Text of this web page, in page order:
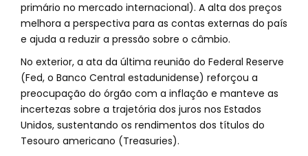
primário no mercado internacional). A alta dos preços
melhora a perspectiva para as contas externas do país
e ajuda a reduzir a pressão sobre o câmbio.
No exterior, a ata da última reunião do Federal Reserve
(Fed, o Banco Central estadunidense) reforçou a
preocupação do órgão com a inflação e manteve as
incertezas sobre a trajetória dos juros nos Estados
Unidos, sustentando os rendimentos dos títulos do
Tesouro americano (Treasuries).